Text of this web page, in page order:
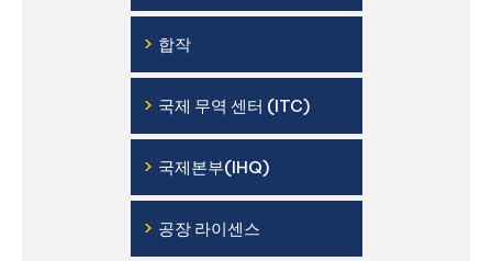
› 합작
› 국제 무역 센터 (ITC)
› 국제본부(IHQ)
› 공장 라이센스